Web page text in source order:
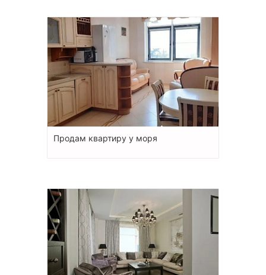
Продам квартиру у моря